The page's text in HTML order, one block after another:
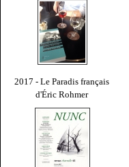
2017 - Le Paradis français
d'Éric Rohmer